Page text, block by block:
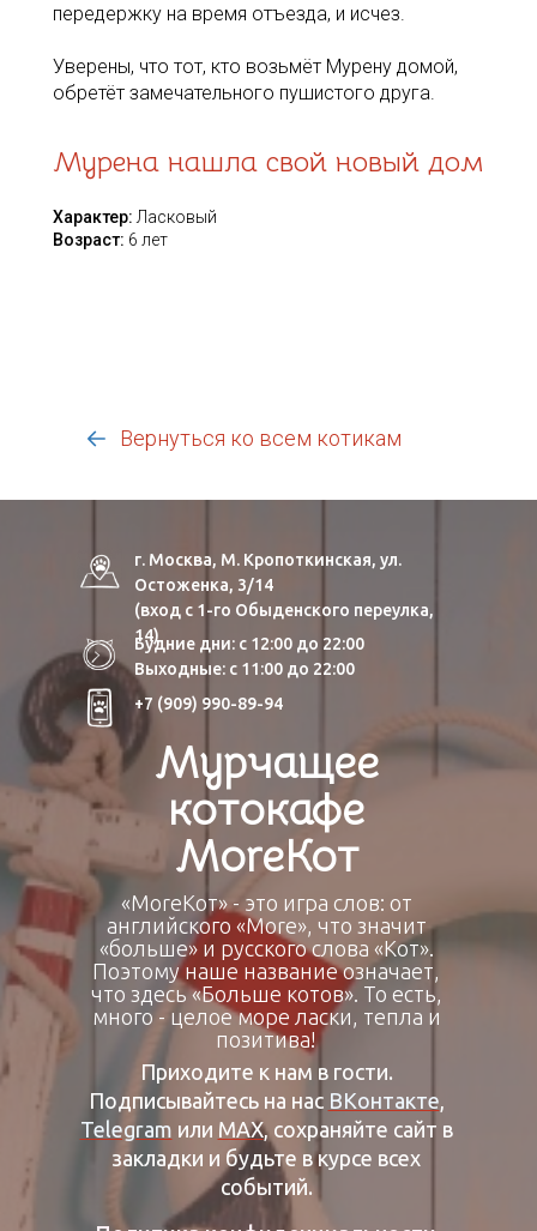
передержку на время отъезда, и исчез.
Уверены, что тот, кто возьмёт Мурену домой,
обретёт замечательного пушистого друга.
Мурена нашла свой новый дом
Характер: Ласковый
Возраст: 6 лет
Вернуться ко всем котикам
г. Москва, М. Кропоткинская, ул.
Остоженка, 3/14
(вход с 1-го Обыденского переулка,
14)
+7 (909) 990-89-94
Будние дни: с 12:00 до 22:00
Выходные: с 11:00 до 22:00
Мурчащее
котокафе
МоrеКот
«МоrеКот» - это игра слов: от
английского «More», что значит
«больше» и русского слова «Кот».
Поэтому наше название означает,
что здесь «Больше котов». То есть,
много - целое море ласки, тепла и
позитива!
Приходите к нам в гости.
Подписывайтесь на нас ВКонтакте
Telegram или МАХ, сохраняйте сайт в
закладки и будьте в курсе всех
событий.